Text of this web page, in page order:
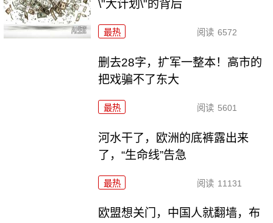
\"大计划\"的背后
最热 阅读 6572
删去28字，扩军一整本！高市的
把戏骗不了东大
最热 阅读 5601
河水干了，欧洲的底裤露出来
了，“生命线”告急
最热 阅读 11131
欧盟想关门，中国人就翻墙，布